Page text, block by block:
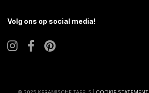
Volg ons op social media!